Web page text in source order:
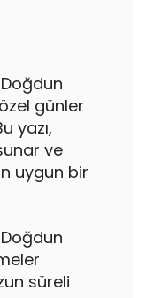
günler
yazı,
ve
uygun bir
süreli